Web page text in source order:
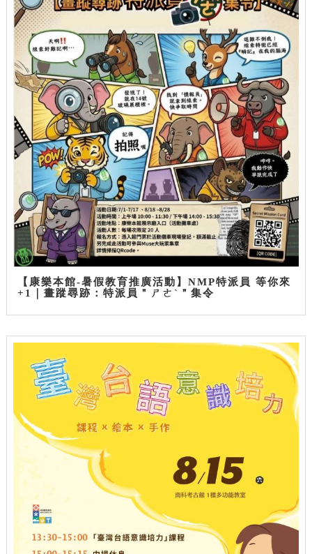
【康樂本館-暑假教育推廣活動】NMP特派員 等你來
+1｜畫蹤尋跡：特派員＂ㄕㄜˋ＂集令